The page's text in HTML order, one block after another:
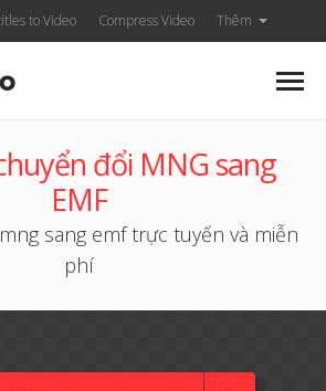
to Video Compress Video Thêm
đổi MNG sang
EMF
sang emf trực tuyến và miễn
phí